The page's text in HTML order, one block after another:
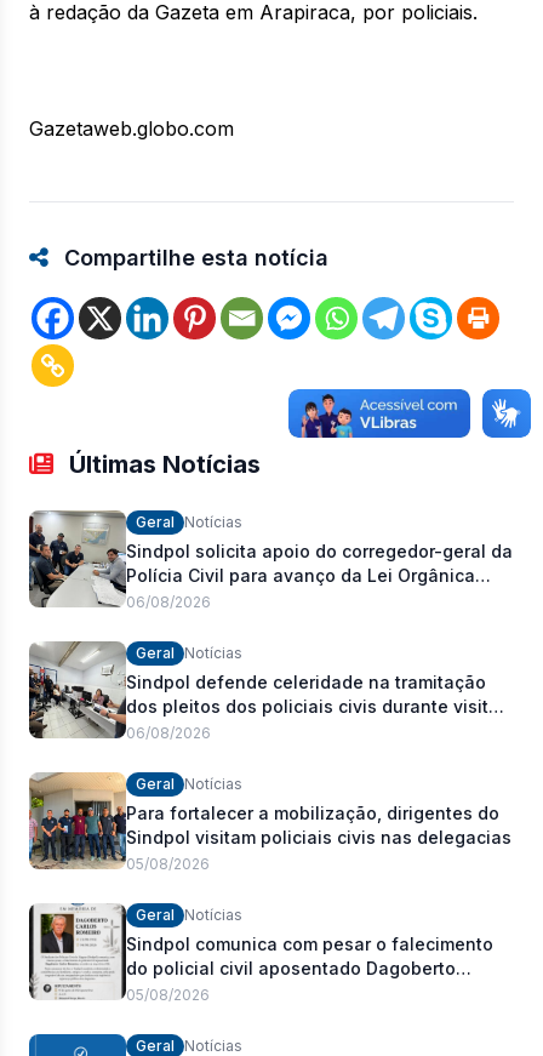
à redação da Gazeta em Arapiraca, por policiais.
Gazetaweb.globo.com
Compartilhe esta notícia
Últimas Notícias
Geral Notícias
Sindpol solicita apoio do corregedor-geral da
Polícia Civil para avanço da Lei Orgânica
Estadual
06/08/2026
Geral Notícias
Sindpol defende celeridade na tramitação
dos pleitos dos policiais civis durante visita
às delegacias
06/08/2026
Geral Notícias
Para fortalecer a mobilização, dirigentes do
Sindpol visitam policiais civis nas delegacias
05/08/2026
Geral Notícias
Sindpol comunica com pesar o falecimento
do policial civil aposentado Dagoberto
Carlos Romeiro
05/08/2026
Geral Notícias